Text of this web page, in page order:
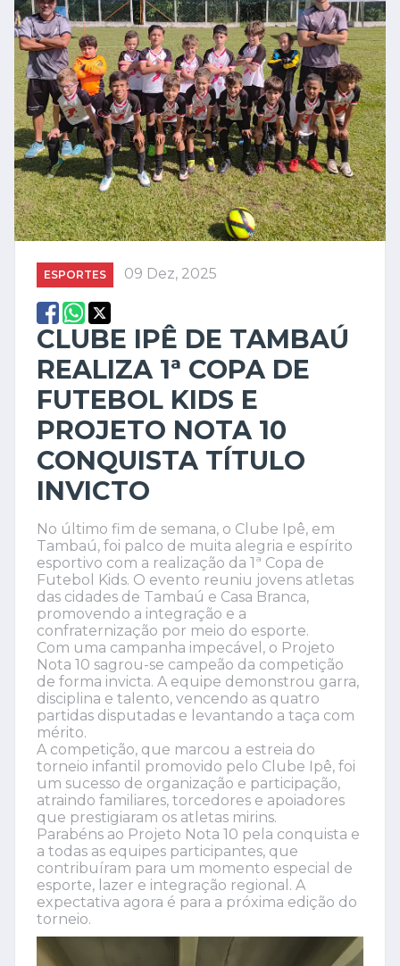
ESPORTES 09 Dez, 2025
CLUBE IPÊ DE TAMBAÚ
REALIZA 1ª COPA DE
FUTEBOL KIDS E
PROJETO NOTA 10
CONQUISTA TÍTULO
INVICTO
No último fim de semana, o Clube Ipê, em
Tambaú, foi palco de muita alegria e espírito
esportivo com a realização da 1ª Copa de
Futebol Kids. O evento reuniu jovens atletas
das cidades de Tambaú e Casa Branca,
promovendo a integração e a
confraternização por meio do esporte.
Com uma campanha impecável, o Projeto
Nota 10 sagrou-se campeão da competição
de forma invicta. A equipe demonstrou garra,
disciplina e talento, vencendo as quatro
partidas disputadas e levantando a taça com
mérito.
A competição, que marcou a estreia do
torneio infantil promovido pelo Clube Ipê, foi
um sucesso de organização e participação,
atraindo familiares, torcedores e apoiadores
que prestigiaram os atletas mirins.
Parabéns ao Projeto Nota 10 pela conquista e
a todas as equipes participantes, que
contribuíram para um momento especial de
esporte, lazer e integração regional. A
expectativa agora é para a próxima edição do
torneio.